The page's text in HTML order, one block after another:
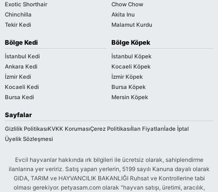
Exotic Shorthair
Chinchilla
Tekir Kedi
Chow Chow
Akita Inu
Malamut Kurdu
Bölge Kedi
İstanbul Kedi
Ankara Kedi
İzmir Kedi
Kocaeli Kedi
Bursa Kedi
Bölge Köpek
İstanbul Köpek
Kocaeli Köpek
İzmir Köpek
Bursa Köpek
Mersin Köpek
Sayfalar
Gizlilik PolitikasıKVKK KorumasıÇerez Politikasıİlan Fiyatlarıİade İptal
Üyelik Sözleşmesi
Evcil hayvanlar hakkında ırk bilgileri ile ücretsiz olarak, sahiplendirme
ilanlarına yer veririz. Satış yapan yerlerin, 5199 sayılı Kanuna dayalı olarak
GIDA, TARIM ve HAYVANCILIK BAKANLIĞI Ruhsat ve Kontrollerine tabi
olması gerekiyor. petyasam.com olarak "hayvan satışı, üretimi, aracılık,